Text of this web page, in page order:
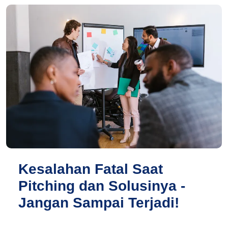
Kesalahan Fatal Saat
Pitching dan Solusinya -
Jangan Sampai Terjadi!